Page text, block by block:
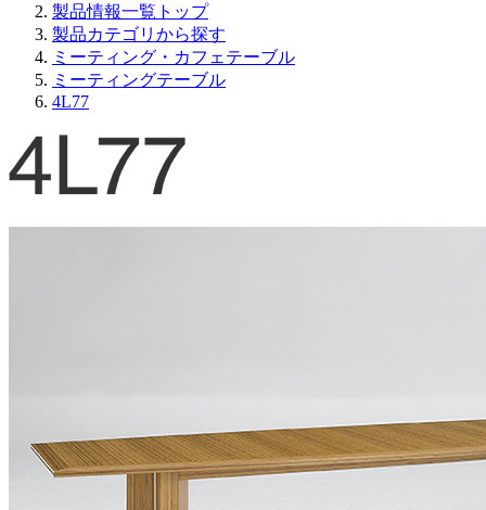
製品情報一覧トップ
製品カテゴリから探す
ミーティング・カフェテーブル
ミーティングテーブル
4L77